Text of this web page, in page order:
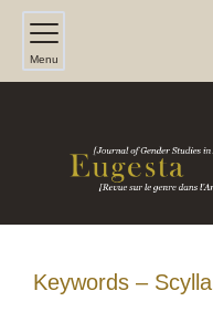
Menu
Keywords – Scylla